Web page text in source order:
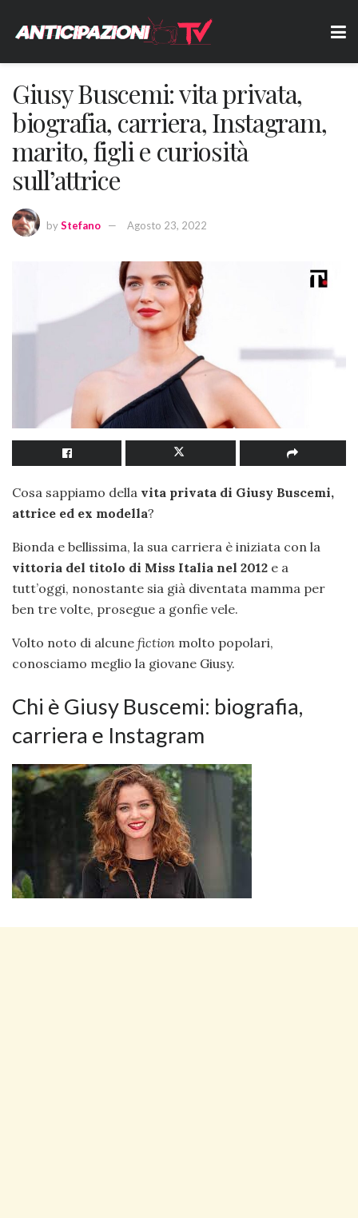
Giusy Buscemi: vita privata,
biografia, carriera, Instagram,
marito, figli e curiosità
sull’attrice
byStefano Agosto 23, 2022
Cosa sappiamo della vita privata di Giusy Buscemi,
attrice ed ex modella?
Bionda e bellissima, la sua carriera è iniziata con la
vittoria del titolo di Miss Italia nel 2012 e a
tutt’oggi, nonostante sia già diventata mamma per
ben tre volte, prosegue a gonfie vele.
Volto noto di alcune fiction molto popolari,
conosciamo meglio la giovane Giusy.
Chi è Giusy Buscemi: biografia,
carriera e Instagram